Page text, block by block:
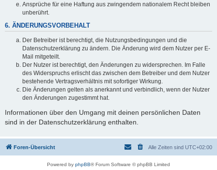
Ansprüche für eine Haftung aus zwingendem nationalem Recht bleiben
unberührt.
6. ÄNDERUNGSVORBEHALT
Der Betreiber ist berechtigt, die Nutzungsbedingungen und die
Datenschutzerklärung zu ändern. Die Änderung wird dem Nutzer per E-
Mail mitgeteilt.
Der Nutzer ist berechtigt, den Änderungen zu widersprechen. Im Falle
des Widerspruchs erlischt das zwischen dem Betreiber und dem Nutzer
bestehende Vertragsverhältnis mit sofortiger Wirkung.
Die Änderungen gelten als anerkannt und verbindlich, wenn der Nutzer
den Änderungen zugestimmt hat.
Informationen über den Umgang mit deinen persönlichen Daten
sind in der Datenschutzerklärung enthalten.
Foren-Übersicht Alle Zeiten sind UTC+02:00
Powered by phpBB® Forum Software © phpBB Limited